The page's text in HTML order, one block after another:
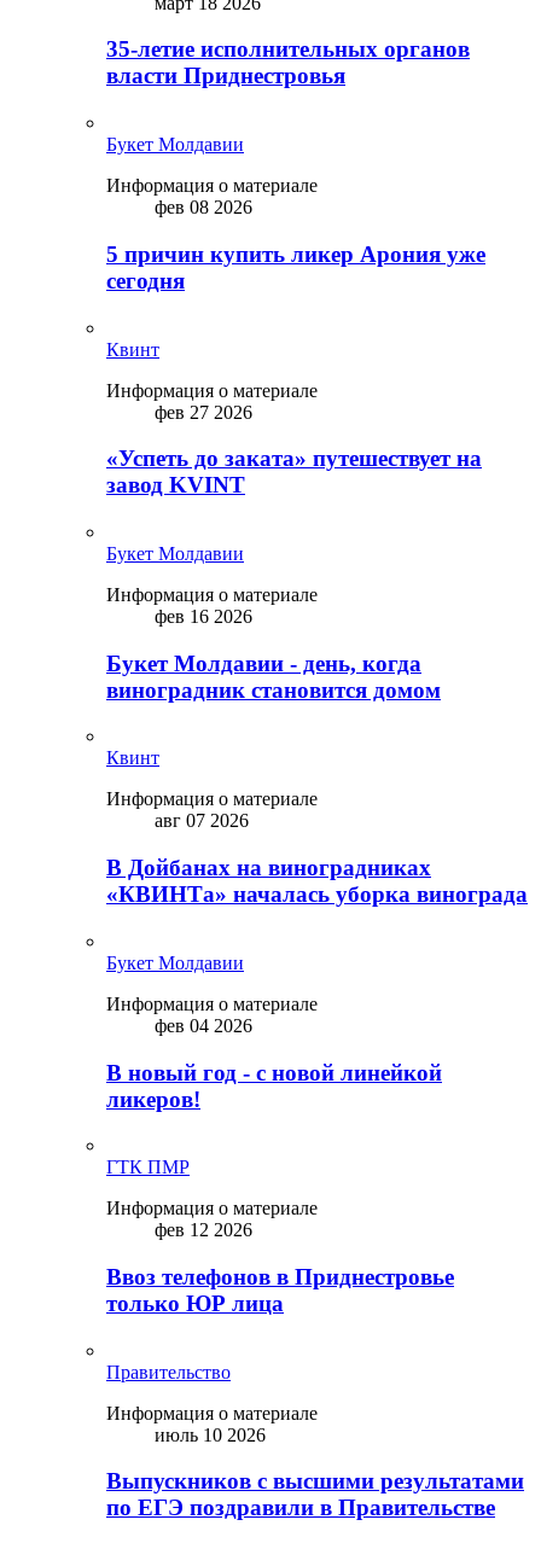
35-летие исполнительных органов
власти Приднестровья
Букет Молдавии
Информация о материале
фев 08 2026
5 причин купить ликep Арония уже
сегодня
Квинт
Информация о материале
фев 27 2026
«Успеть до заката» путешествует на
завод KVINT
Букет Молдавии
Информация о материале
фев 16 2026
Букет Молдавии - день, когда
виноградник становится домом
Квинт
Информация о материале
авг 07 2026
В Дойбанах на виноградниках
«КВИНТа» началась уборка винограда
Букет Молдавии
Информация о материале
фев 04 2026
В новый год - с новой линейкой
ликepoв!
ГТК ПМР
Информация о материале
фев 12 2026
Ввоз телефонов в Приднестровье
только ЮР лица
Правительство
Информация о материале
июль 10 2026
Выпускников с высшими результатами
по ЕГЭ поздравили в Правительстве